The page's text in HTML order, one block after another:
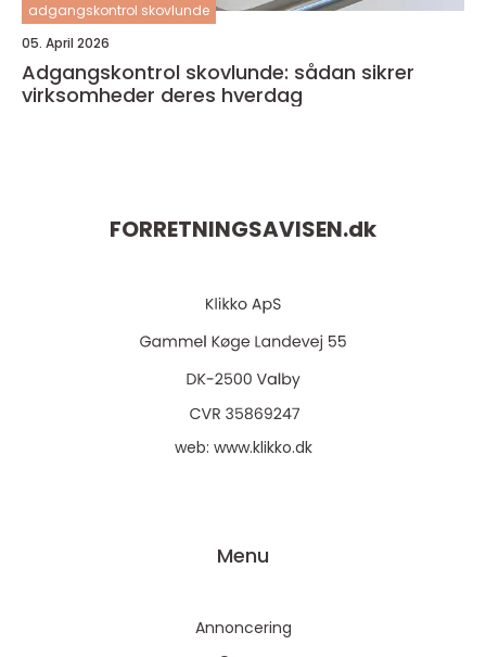
adgangskontrol skovlunde
05. April 2026
Adgangskontrol skovlunde: sådan sikrer
virksomheder deres hverdag
FORRETNINGSAVISEN.dk
web: www.klikko.dk
Menu
Annoncering